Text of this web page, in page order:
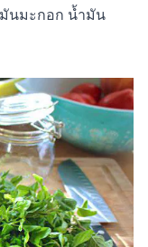
นมะกอก น้ำมัน